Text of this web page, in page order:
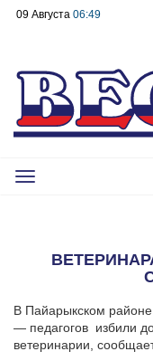
09 Августа 06:49
Toggle
В Пайарыкском
— педагогов избили
ветеринарии,